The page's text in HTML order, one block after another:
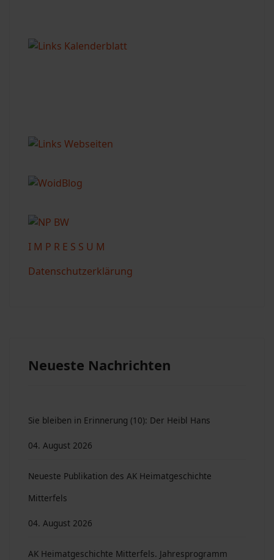
I M P R E S S U M
Datenschutzerklärung
Neueste Nachrichten
Sie bleiben in Erinnerung (10): Der Heibl Hans
04. August 2026
Neueste Publikation des AK Heimatgeschichte
Mitterfels
04. August 2026
AK Heimatgeschichte Mitterfels. Jahresprogramm